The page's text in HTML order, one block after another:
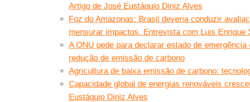
Artigo de José Eustáquio Diniz Alves
Foz do Amazonas: Brasil deveria conduzir
mensurar impactos. Entrevista com Luis Enrique
A ONU pede para declarar estado de
redução de emissão de carbono
Agricultura de baixa emissão de carbono:
Capacidade global de energias renováveis
Eustáquio Diniz Alves